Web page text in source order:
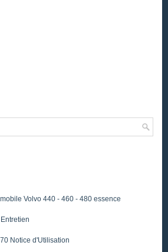
Volvo 440 - 460 - 480 essence
Notice d'Utilisation